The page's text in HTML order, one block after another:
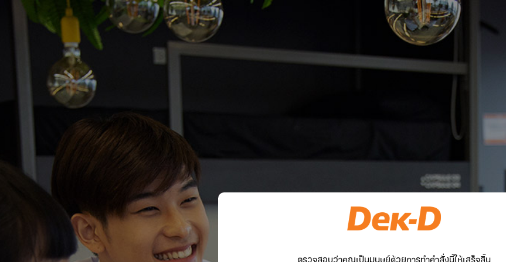
ตรวจสอบว่าคุณเป็นมนุษย์ด้วยการทำคำสั่งนี้ให้เสร็จสิ้น